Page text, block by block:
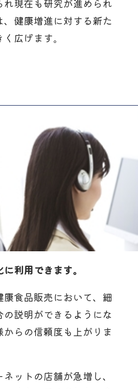
れ現在も研究が進められ
、健康増進に対する新た
広げます。
利用できます。
康食品販売において、細
の説明ができるようにな
からの信頼度も上がりま
ットの店舗が急増し、